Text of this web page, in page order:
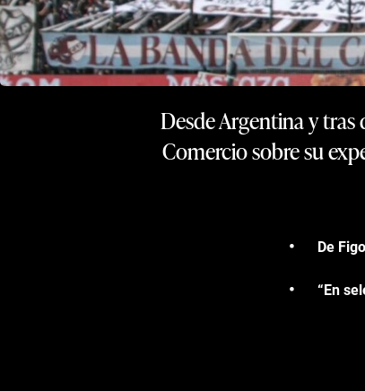
Desde Argentina y
Comercio sobre su
De
“En